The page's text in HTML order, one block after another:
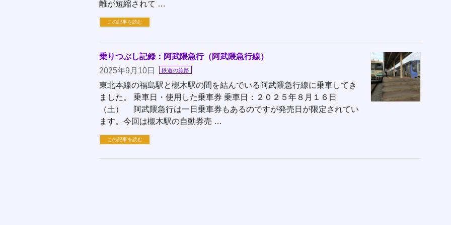
離が短縮されて …
この記事を読む
乗りつぶし記録：阿武隈急行（阿武隈急行線）
2025年9月10日
鉄道の旅路
東北本線の福島駅と槻木駅の間を結んでいる阿武隈急行線に乗車してき
ました。 乗車日・使用した乗車券 乗車日：２０２５年８月１６日
（土） 阿武隈急行は一日乗車券もあるのですが発売日が限定されてい
ます。今回は槻木駅の自動券売 …
この記事を読む